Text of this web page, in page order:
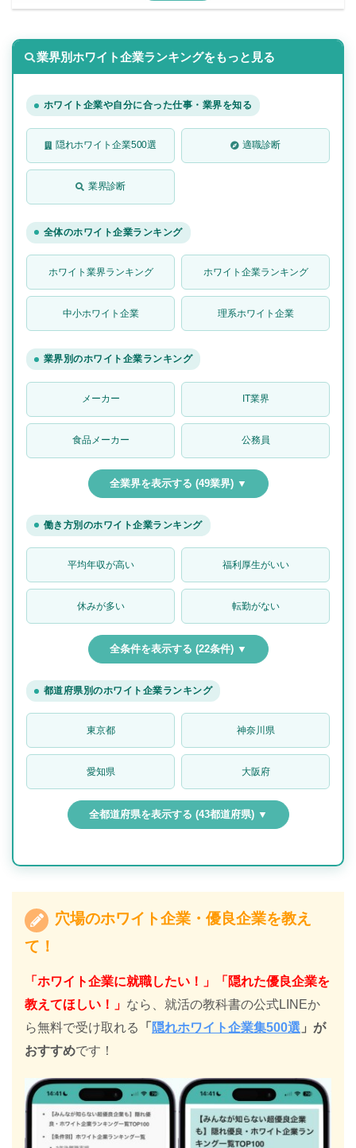
業界別ホワイト企業ランキングをもっと見る
ホワイト企業や自分に合った仕事・業界を知る
隠れホワイト企業500選 適職診断
業界診断
全体のホワイト企業ランキング
ホワイト業界ランキング ホワイト企業ランキング
中小ホワイト企業 理系ホワイト企業
業界別のホワイト企業ランキング
メーカー IT業界
食品メーカー 公務員
全業界を表示する (49業界) ▼
働き方別のホワイト企業ランキング
平均年収が高い 福利厚生がいい
休みが多い 転勤がない
全条件を表示する (22条件) ▼
都道府県別のホワイト企業ランキング
東京都 神奈川県
愛知県 大阪府
全都道府県を表示する (43都道府県) ▼
穴場のホワイト企業・優良企業を教え
て！
「ホワイト企業に就職したい！」「隠れた優良企業を
教えてほしい！」 なら、就活の教科書の公式LINEか
ら無料で受け取れる
「 隠れホワイト企業集500選 」が
おすすめです！